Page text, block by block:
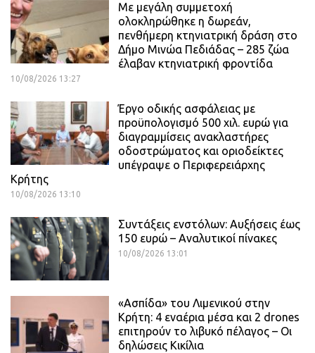
Με μεγάλη συμμετοχή
ολοκληρώθηκε η δωρεάν,
πενθήμερη κτηνιατρική δράση στο
Δήμο Μινώα Πεδιάδας – 285 ζώα
έλαβαν κτηνιατρική φροντίδα
10/08/2026 13:27
Έργο οδικής ασφάλειας με
προϋπολογισμό 500 χιλ. ευρώ για
διαγραμμίσεις ανακλαστήρες
οδοστρώματος και οριοδείκτες
υπέγραψε ο Περιφερειάρχης
Κρήτης
10/08/2026 13:10
Συντάξεις ενστόλων: Αυξήσεις έως
150 ευρώ – Αναλυτικοί πίνακες
10/08/2026 13:01
«Ασπίδα» του Λιμενικού στην
Κρήτη: 4 εναέρια μέσα και 2 drones
επιτηρούν το λιβυκό πέλαγος – Οι
δηλώσεις Κικίλια